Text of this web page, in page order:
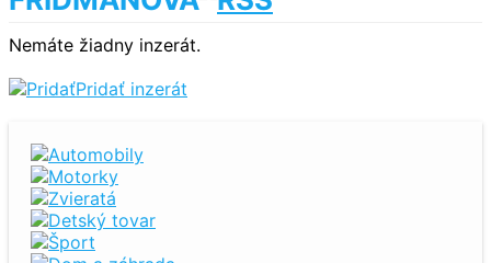
Nemáte žiadny inzerát.
Pridať inzerát
Automobily
Motorky
Zvieratá
Detský tovar
Šport